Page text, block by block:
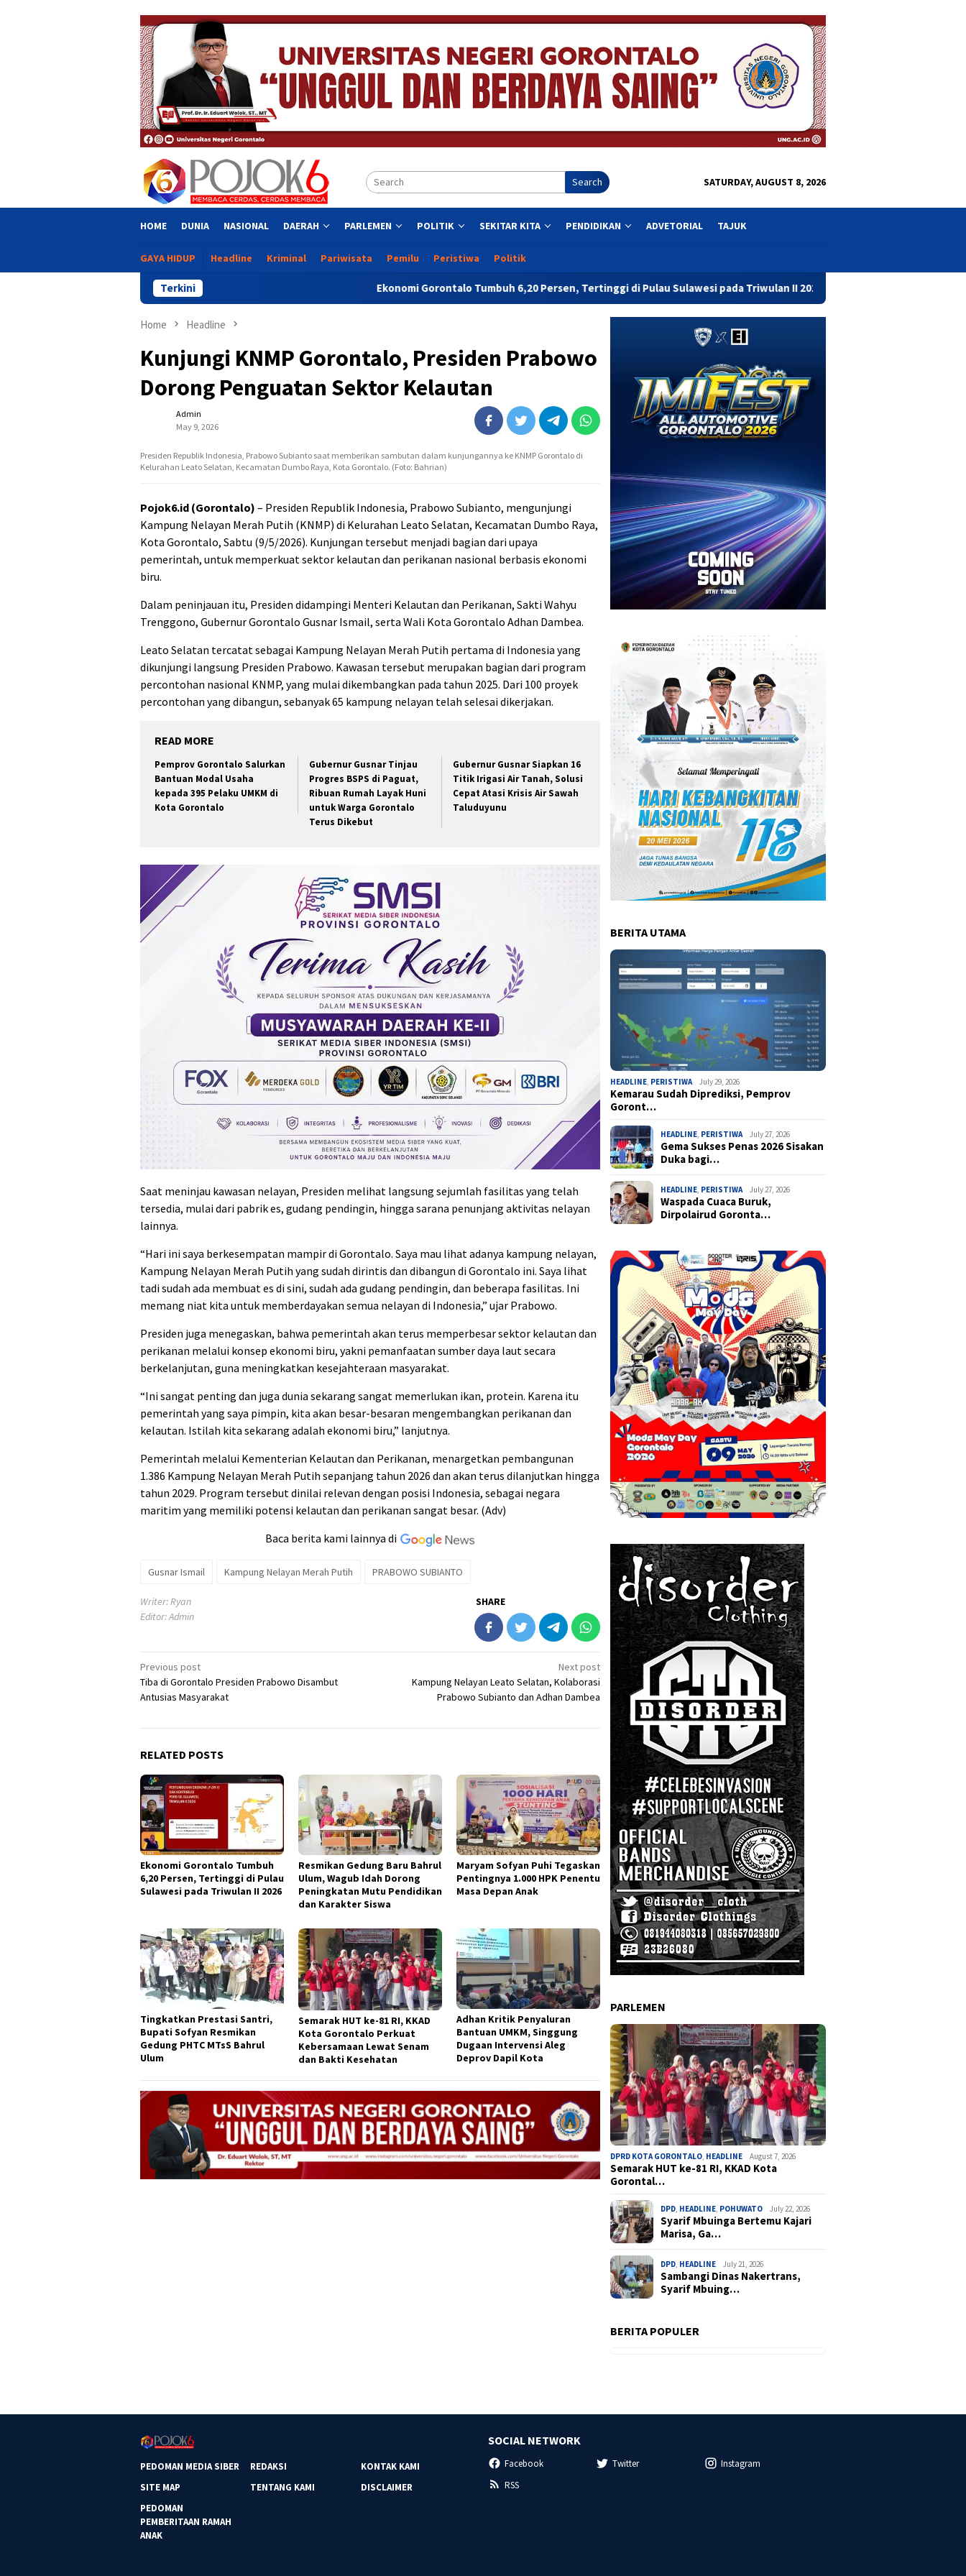
Search SATURDAY, AUGUST 8, 2026
HOME DUNIA NASIONAL DAERAH PARLEMEN POLITIK SEKITAR KITA PENDIDIKAN ADVETORIAL TAJUK
GAYA HIDUP Headline Kriminal Pariwisata Pemilu Peristiwa Politik
Terkini Ekonomi Gorontalo Tumbuh 6,20 Persen, Tertinggi di Pulau Sulawesi pada Triwulan II 2026 Resmikan Gedung Baru Bahrul Ulum,
Home Headline
Kunjungi KNMP Gorontalo, Presiden Prabowo
Dorong Penguatan Sektor Kelautan
Admin
May 9, 2026
Presiden Republik Indonesia, Prabowo Subianto saat memberikan sambutan dalam kunjungannya ke KNMP Gorontalo di
Kelurahan Leato Selatan, Kecamatan Dumbo Raya, Kota Gorontalo. (Foto: Bahrian)
Pojok6.id (Gorontalo) – Presiden Republik Indonesia, Prabowo Subianto, mengunjungi
Kampung Nelayan Merah Putih (KNMP) di Kelurahan Leato Selatan, Kecamatan Dumbo Raya,
Kota Gorontalo, Sabtu (9/5/2026). Kunjungan tersebut menjadi bagian dari upaya
pemerintah, untuk memperkuat sektor kelautan dan perikanan nasional berbasis ekonomi
biru.
Dalam peninjauan itu, Presiden didampingi Menteri Kelautan dan Perikanan, Sakti Wahyu
Trenggono, Gubernur Gorontalo Gusnar Ismail, serta Wali Kota Gorontalo Adhan Dambea.
Leato Selatan tercatat sebagai Kampung Nelayan Merah Putih pertama di Indonesia yang
dikunjungi langsung Presiden Prabowo. Kawasan tersebut merupakan bagian dari program
percontohan nasional KNMP, yang mulai dikembangkan pada tahun 2025. Dari 100 proyek
percontohan yang dibangun, sebanyak 65 kampung nelayan telah selesai dikerjakan.
READ MORE
Pemprov Gorontalo Salurkan
Bantuan Modal Usaha
kepada 395 Pelaku UMKM di
Kota Gorontalo
Gubernur Gusnar Tinjau
Progres BSPS di Paguat,
Ribuan Rumah Layak Huni
untuk Warga Gorontalo
Terus Dikebut
Gubernur Gusnar Siapkan 16
Titik Irigasi Air Tanah, Solusi
Cepat Atasi Krisis Air Sawah
Taluduyunu
Saat meninjau kawasan nelayan, Presiden melihat langsung sejumlah fasilitas yang telah
tersedia, mulai dari pabrik es, gudang pendingin, hingga sarana penunjang aktivitas nelayan
lainnya.
“Hari ini saya berkesempatan mampir di Gorontalo. Saya mau lihat adanya kampung nelayan,
Kampung Nelayan Merah Putih yang sudah dirintis dan dibangun di Gorontalo ini. Saya lihat
tadi sudah ada membuat es di sini, sudah ada gudang pendingin, dan beberapa fasilitas. Ini
memang niat kita untuk memberdayakan semua nelayan di Indonesia,” ujar Prabowo.
Presiden juga menegaskan, bahwa pemerintah akan terus memperbesar sektor kelautan dan
perikanan melalui konsep ekonomi biru, yakni pemanfaatan sumber daya laut secara
berkelanjutan, guna meningkatkan kesejahteraan masyarakat.
“Ini sangat penting dan juga dunia sekarang sangat memerlukan ikan, protein. Karena itu
pemerintah yang saya pimpin, kita akan besar-besaran mengembangkan perikanan dan
kelautan. Istilah kita sekarang adalah ekonomi biru,” lanjutnya.
Pemerintah melalui Kementerian Kelautan dan Perikanan, menargetkan pembangunan
1.386 Kampung Nelayan Merah Putih sepanjang tahun 2026 dan akan terus dilanjutkan hingga
tahun 2029. Program tersebut dinilai relevan dengan posisi Indonesia, sebagai negara
maritim yang memiliki potensi kelautan dan perikanan sangat besar. (Adv)
Baca berita kami lainnya di
Gusnar Ismail Kampung Nelayan Merah Putih PRABOWO SUBIANTO
Writer: Ryan
Editor: Admin
SHARE
Post
navigation
Previous post
Tiba di Gorontalo Presiden Prabowo Disambut
Antusias Masyarakat
Next post
Kampung Nelayan Leato Selatan, Kolaborasi
Prabowo Subianto dan Adhan Dambea
RELATED POSTS
Ekonomi Gorontalo Tumbuh
6,20 Persen, Tertinggi di Pulau
Sulawesi pada Triwulan II 2026
Resmikan Gedung Baru Bahrul
Ulum, Wagub Idah Dorong
Peningkatan Mutu Pendidikan
dan Karakter Siswa
Maryam Sofyan Puhi Tegaskan
Pentingnya 1.000 HPK Penentu
Masa Depan Anak
Tingkatkan Prestasi Santri,
Bupati Sofyan Resmikan
Gedung PHTC MTsS Bahrul
Ulum
Semarak HUT ke-81 RI, KKAD
Kota Gorontalo Perkuat
Kebersamaan Lewat Senam
dan Bakti Kesehatan
Adhan Kritik Penyaluran
Bantuan UMKM, Singgung
Dugaan Intervensi Aleg
Deprov Dapil Kota
BERITA UTAMA
HEADLINE, PERISTIWA July 29, 2026
Kemarau Sudah Diprediksi, Pemprov
Goront…
HEADLINE, PERISTIWA July 27, 2026
Gema Sukses Penas 2026 Sisakan
Duka bagi…
HEADLINE, PERISTIWA July 27, 2026
Waspada Cuaca Buruk,
Dirpolairud Goronta…
PARLEMEN
DPRD KOTA GORONTALO, HEADLINE August 7, 2026
Semarak HUT ke-81 RI, KKAD Kota
Gorontal…
DPD, HEADLINE, POHUWATO July 22, 2026
Syarif Mbuinga Bertemu Kajari
Marisa, Ga…
DPD, HEADLINE July 21, 2026
Sambangi Dinas Nakertrans,
Syarif Mbuing…
BERITA POPULER
PEDOMAN MEDIA SIBER REDAKSI
KONTAK KAMI
SITE MAP
TENTANG KAMI
DISCLAIMER
PEDOMAN
PEMBERITAAN RAMAH
ANAK
SOCIAL NETWORK
Facebook Twitter
Instagram
RSS